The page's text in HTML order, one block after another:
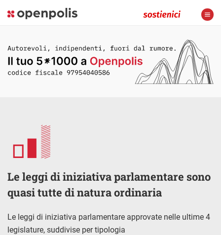
Le leggi di iniziativa parlamentare sono
quasi tutte di natura ordinaria
Le leggi di iniziativa parlamentare approvate nelle ultime 4
legislature, suddivise per tipologia